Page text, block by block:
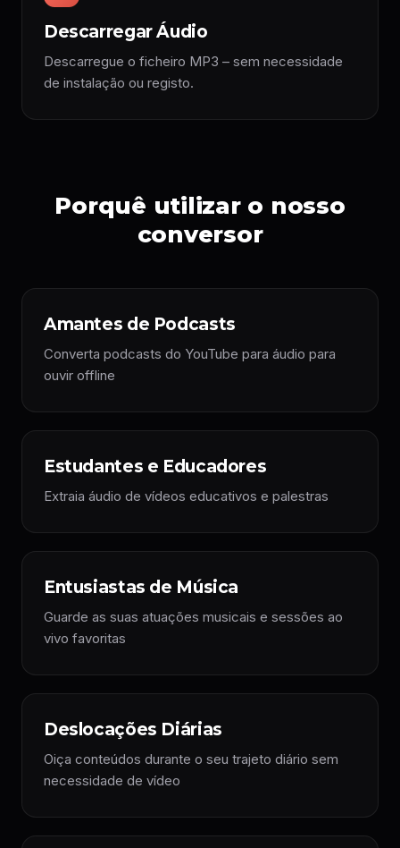
Descarregar Áudio
Descarregue o ficheiro MP3 – sem necessidade
de instalação ou registo.
Porquê utilizar o nosso
conversor
Amantes de Podcasts
Converta podcasts do YouTube para áudio para
ouvir offline
Estudantes e Educadores
Extraia áudio de vídeos educativos e palestras
Entusiastas de Música
Guarde as suas atuações musicais e sessões ao
vivo favoritas
Deslocações Diárias
Oiça conteúdos durante o seu trajeto diário sem
necessidade de vídeo